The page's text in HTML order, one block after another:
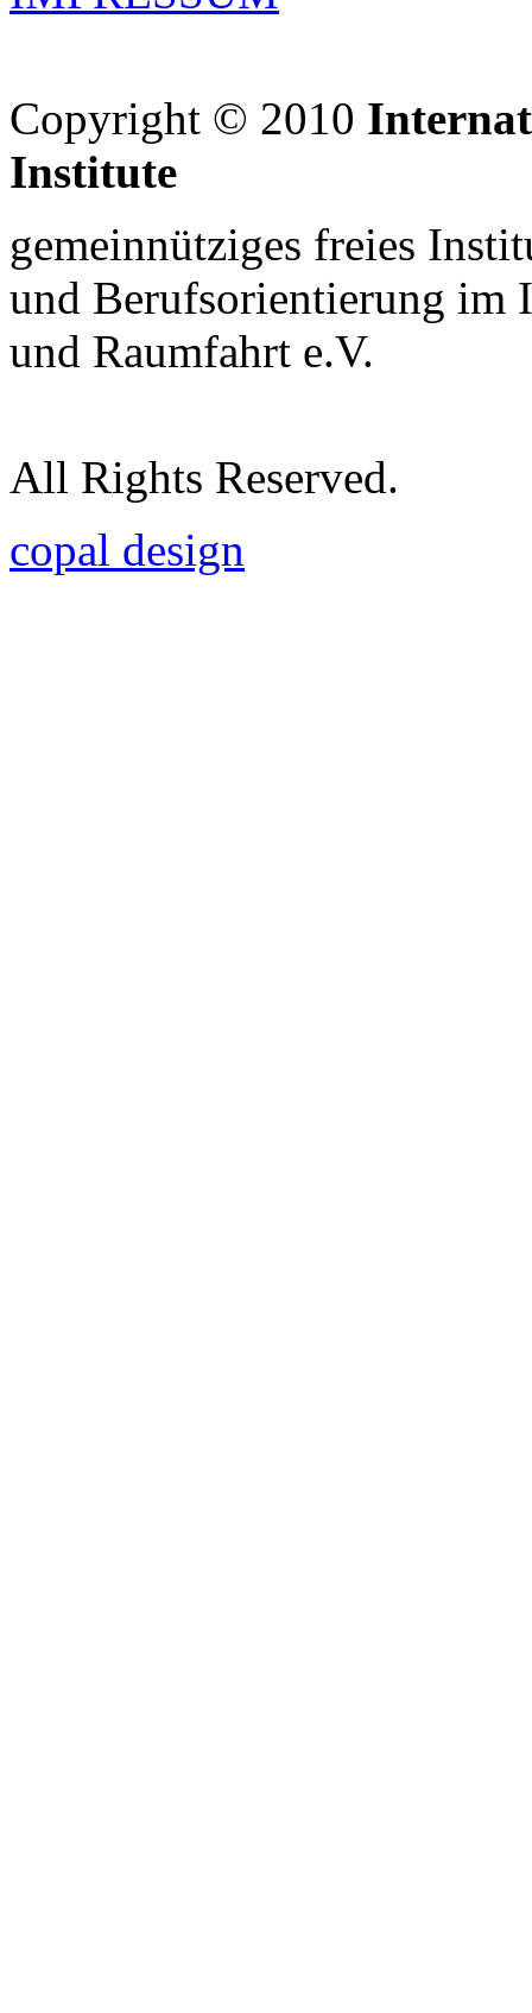
Copyright © 2010
Institute
gemeinnütziges freies
und Berufsorientierung im
und Raumfahrt e.V.
All Rights Reserved.
copal design